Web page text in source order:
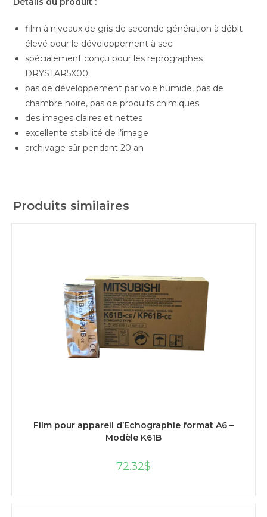
film à niveaux de gris de seconde génération à débit
élevé pour le développement à sec
spécialement conçu pour les reprographes
DRYSTAR5X00
pas de développement par voie humide, pas de
chambre noire, pas de produits chimiques
des images claires et nettes
excellente stabilité de l’image
archivage sûr pendant 20 an
Produits similaires
Film pour appareil d’Echographie format A6 –
Modèle K61B
72.32$